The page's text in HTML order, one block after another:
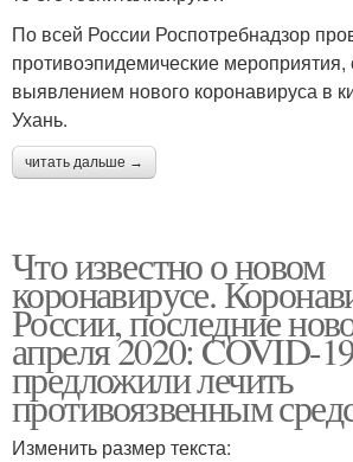
По всей России Роспотребнадзор
противоэпидемические
выявлением нового коронавируса в
Ухань.
читать дальше →
Что известно о новом
коронавирусе.
России, последние
апреля 2020: COVID-
предложили лечить
противоязвенным
Изменить размер текста: